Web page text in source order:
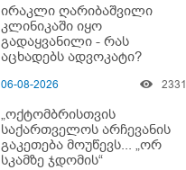
ირაკლი ღარიბაშვილი
კლინიკაში იყო
გადაყვანილი - რას
აცხადებს ადვოკატი?
06-08-2026 2331
„ოქტომბრისთვის
საქართველოს არჩევანის
გაკეთება მოუწევს... „ორ
სკამზე ჯდომის“